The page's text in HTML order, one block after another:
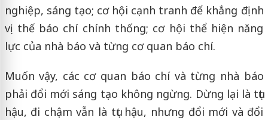
nghiệp, sáng tạo; cơ hội cạnh tranh để khẳng định
vị thế báo chí chính thống; cơ hội thể hiện năng
lực của nhà báo và từng cơ quan báo chí.
Muốn vậy, các cơ quan báo chí và từng nhà báo
phải đổi mới sáng tạo không ngừng. Dừng lại là tụt
hậu, đi chậm vẫn là tụt hậu, nhưng đổi mới và đổi